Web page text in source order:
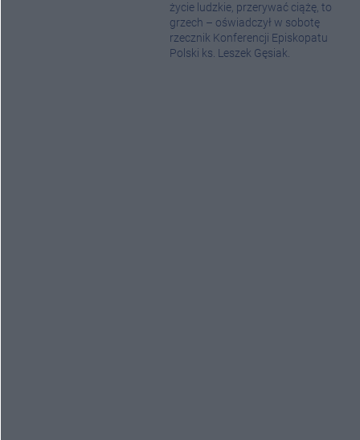
życie ludzkie, przerywać ciążę, to
grzech – oświadczył w sobotę
rzecznik Konferencji Episkopatu
Polski ks. Leszek Gęsiak.